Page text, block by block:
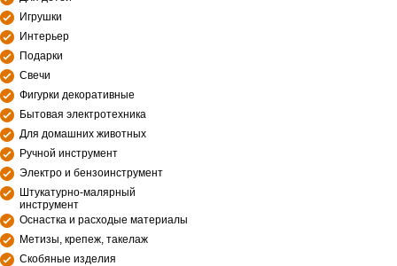
Игрушки
Интерьер
Подарки
Свечи
Фигурки декоративные
Бытовая электротехника
Для домашних животных
Ручной инструмент
Электро и бензоинструмент
Штукатурно-малярный
инструмент
Оснастка и расходые материалы
Метизы, крепеж, такелаж
Скобяные изделия